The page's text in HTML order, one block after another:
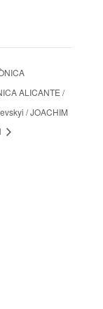
ALICANTE /
/ JOACHIM